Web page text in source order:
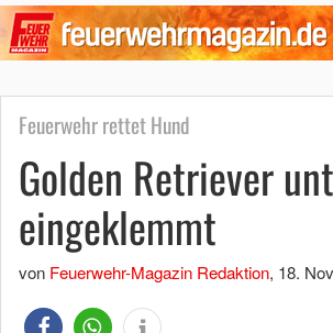
Feuerwehr rettet Hund
Golden Retriever
eingeklemmt
von Feuerwehr-Magazin Redaktion, 18.